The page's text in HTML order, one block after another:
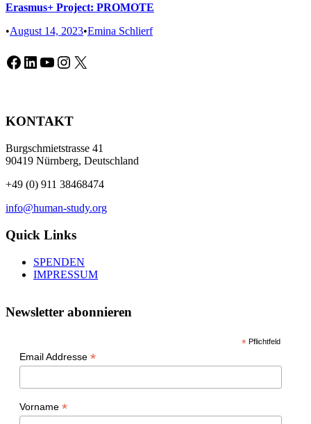
Erasmus+ Project: PROMOTE
•August 14, 2023•Emina Schlierf
Facebook
LinkedIn
YouTube
Instagram
X
KONTAKT
Burgschmietstrasse 41
90419 Nürnberg, Deutschland
+49 (0) 911 38468474
info@human-study.org
Quick Links
SPENDEN
IMPRESSUM
Newsletter abonnieren
* Pflichtfeld
Email Addresse *
Vorname *